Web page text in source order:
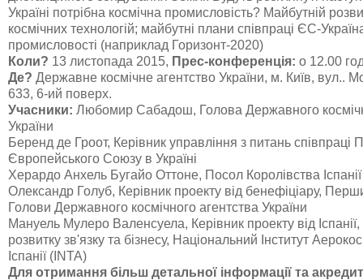
Україні потрібна космічна промисловість? Майбутній
космічних технологій; майбутні плани співпраці ЄС-
промисловості (наприклад Горизонт-2020)
Коли? 13 листопада 2015, Прес-конференція: о 12.00
Де? Державне космічне агентство України, м. Київ, вул..
633, 6-ий поверх.
Учасники: Любомир Сабадош, Голова Державного
України
Беренд де Гроот, Керівник управління з питань співпраці
Європейського Союзу в Україні
Херардо Анхель Бугайо Оттоне, Посол Королівства Іспанії
Олександр Голуб, Керівник проекту від бенефіціару,
Голови Державного космічного агентства України
Мануель Мулеро Валенсуела, Керівник проекту від
розвитку зв'язку та бізнесу, Національний Інститут
Іспанії (INTA)
Для отримання більш детальної інформації та